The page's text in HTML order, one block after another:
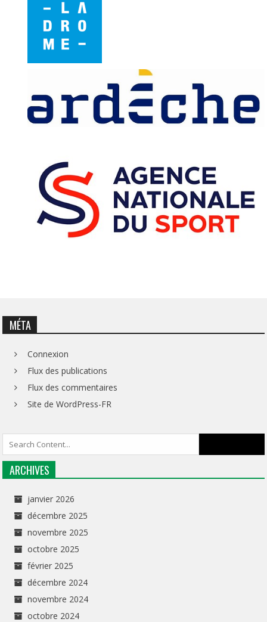
MÉTA
Connexion
Flux des publications
Flux des commentaires
Site de WordPress-FR
ARCHIVES
janvier 2026
décembre 2025
novembre 2025
octobre 2025
février 2025
décembre 2024
novembre 2024
octobre 2024